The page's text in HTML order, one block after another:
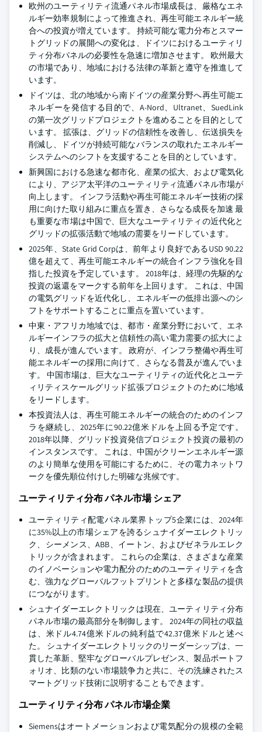
欧州のユーティリティ流通パネル市場成長は、厳格なエネ
ルギー効率規制によって推進され、再生可能エネルギー統
合への投資が増えています。 持続可能な電力分布とスマー
トグリッドの展開への変化は、ドイツにおけるユーティリ
ティ分布パネルの必要性を急速に増加させます。 欧州最大
の市場であり、地域における法律の革新と遵守を推進して
います。
ドイツは、北の地域から南ドイツの産業分野へ再生可能エ
ネルギーを発信する目的で、A-Nord、Ultranet、SuedLink
の第一次グリッドプロジェクトを進めることを目的として
います。 拡張は、グリッドの信頼性を改善し、伝送損失を
削減し、ドイツが持続可能なバランスの取れたエネルギー
システムへのシフトを支援することを目的としています。
新興国における急速な都市化、産業の拡大、および電気化
により、アジア太平洋のユーティリティ流通パネル市場が
向上します。 インフラ活動や再生可能エネルギー技術の採
用に向けた取り組みに重点を置き、さらなる成長を加速 最
も重要な市場は中国で、巨大なユーティリティの近代化と
グリッドの拡張活動で地域の需要をリードしています。
2025年、State Grid Corpは、前年より良好であるUSD 90.22
億を超えて、再生可能エネルギーの統合インフラ強化を目
指した投資を予定しています。 2018年は、経理の先駆的な
投資の返還をマークする前年を上回ります。 これは、中国
の電気グリッドを近代化し、エネルギーの低排出源へのシ
フトをサポートすることに重点を置いています。
中東・アフリカ地域では、都市・産業分野において、エネ
ルギーインフラの拡大と信頼性の高い電力需要の拡大によ
り、成長が進んでいます。 政府が、インフラ整備や再生可
能エネルギーの採用に向けて、さらなる普及が進んでいま
す。 中国市場は、巨大なユーティリティの近代化とユーテ
ィリティスケールグリッド拡張プロジェクトのために地域
をリードします。
本投資法人は、再生可能エネルギーの統合のためのインフ
ラを継続し、2025年に90.22億米ドルを上回る予定です。
2018年以降、グリッド投資発信プロジェクト投資の最初の
インスタンスです。 これは、中国がクリーンエネルギー源
のより簡単な使用を可能にするために、その電力ネットワ
ークを優先順位付けした明確な兆候です。
ユーティリティ分布 パネル市場 シェア
ユーティリティ配電パネル業界トップ5企業には、2024年
に35%以上の市場シェアを誇るシュナイダーエレクトリッ
ク、シーメンス、ABB、イートン、およびゼネラルエレク
トリックが含まれます。 これらの企業は、さまざまな産業
のイノベーションや電力配分のためのユーティリティを含
む、強力なグローバルフットプリントと多様な製品の提供
につながります。
シュナイダーエレクトリックは現在、ユーティリティ分布
パネル市場の最高部分を制御します。 2024年の同社の収益
は、米ドル4.74億米ドルの純利益で42.37億米ドルと述べ
た。 シュナイダーエレクトリックのリーダーシップは、一
貫した革新、堅牢なグローバルプレゼンス、製品ポートフ
ォリオ、比類のない市場競争力と共に、その洗練されたス
マートグリッド技術に説明することもできます。
ユーティリティ分布 パネル市場企業
Siemensはオートメーションおよび電気配分の規模の全範